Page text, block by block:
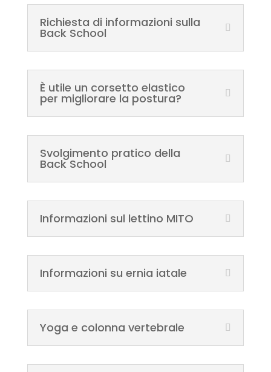
Richiesta di informazioni sulla
Back School
È utile un corsetto elastico
per migliorare la postura?
Svolgimento pratico della
Back School
Informazioni sul lettino MITO
Informazioni su ernia iatale
Yoga e colonna vertebrale